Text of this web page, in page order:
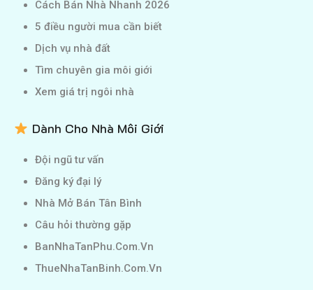
Cách Bán Nhà Nhanh 2026
5 điều người mua cần biết
Dịch vụ nhà đất
Tìm chuyên gia môi giới
Xem giá trị ngôi nhà
Dành Cho Nhà Môi Giới
Đội ngũ tư vấn
Đăng ký đại lý
Nhà Mở Bán Tân Bình
Câu hỏi thường gặp
BanNhaTanPhu.Com.Vn
ThueNhaTanBinh.Com.Vn